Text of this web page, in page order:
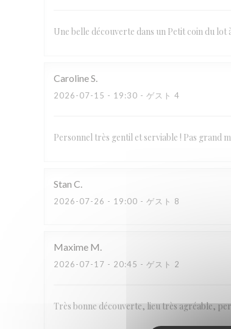
Une belle découverte dans un Petit coin du
CarolineS
2026-07-15 - 19:30 - ゲスト 4
Personnel très gentil et serviable ! Pas grand
Stan C
2026-07-26 - 19:00 - ゲスト 8
Maxime M
2026-07-17 - 20:45 - ゲスト 2
Très bonne découverte, lieu très agréable,